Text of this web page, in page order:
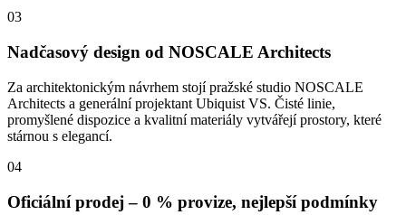
03
Nadčasový design od NOSCALE Architects
Za architektonickým návrhem stojí pražské studio NOSCALE
Architects a generální projektant Ubiquist VS. Čisté linie,
promyšlené dispozice a kvalitní materiály vytvářejí prostory, které
stárnou s elegancí.
04
Oficiální prodej – 0 % provize, nejlepší podmínky